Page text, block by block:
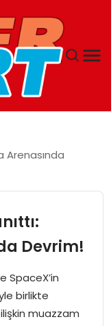
Arenasında
Devrim!
SpaceX’in
birlikte
muazzam